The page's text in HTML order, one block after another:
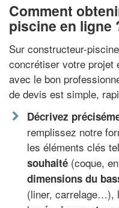
Comment
piscine en ligne
Sur constructeur-
concrétiser votre projet
avec le bon
de devis est simple,
Décrivez
remplissez notre
les éléments clés
souhaité (coque,
dimensions du
(liner, carrelage…),